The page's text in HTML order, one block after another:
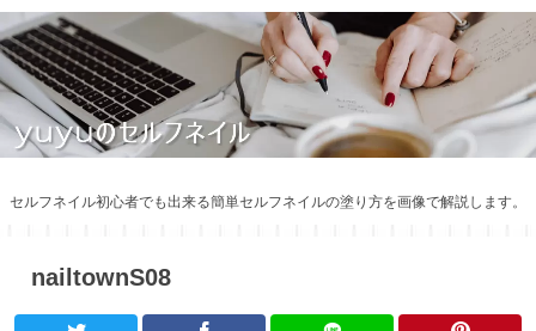
セルフネイル初心者でも出来る簡単セルフネイルの塗り方を画像で解説します。
nailtownS08